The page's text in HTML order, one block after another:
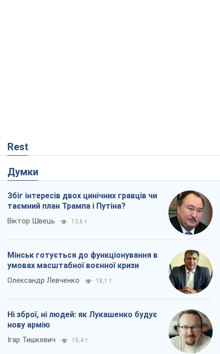
Rest
Думки
Збіг інтересів двох цинічних гравців чи
таємний план Трампа і Путіна?
Віктор Швець 13,6 т.
Мінськ готується до функціонування в
умовах масштабної воєнної кризи
Олександр Левченко 18,1 т.
Ні зброї, ні людей: як Лукашенко будує
нову армію
Ігар Тишкевич 15,4 т.